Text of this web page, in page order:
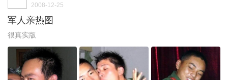
2008-12-25
军人亲热图
很真实版